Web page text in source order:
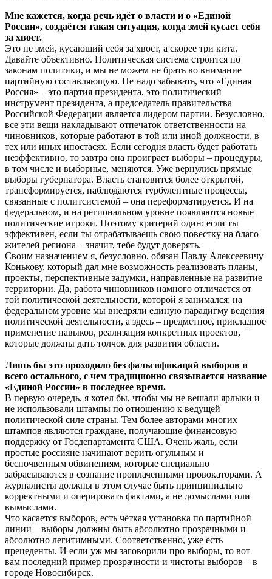
Мне кажется, когда речь идёт о власти и о «Единой
России», создаётся такая ситуация, когда змей кусает себя
за хвост.
Это не змей, кусающий себя за хвост, а скорее три кита.
Давайте объективно. Политическая система строится по
законам политики, и мы не можем не брать во внимание
партийную составляющую. Не надо забывать, что «Единая
Россия» – это партия президента, это политический
инструмент президента, а председатель правительства
Российской Федерации является лидером партии. Безусловно,
все эти вещи накладывают отпечаток ответственности на
чиновников, которые работают в той или иной должности, в
тех или иных ипостасях. Если сегодня власть будет работать
неэффективно, то завтра она проиграет выборы – процедуры,
в том числе и выборные, меняются. Уже вернулись прямые
выборы губернатора. Власть становится более открытой,
трансформируется, наблюдаются турбулентные процессы,
связанные с политсистемой – она переформатируется. И на
федеральном, и на региональном уровне появляются новые
политические игроки. Поэтому критерий один: если ты
эффективен, если ты отрабатываешь свою повестку на благо
жителей региона – значит, тебе будут доверять.
Своим назначением я, безусловно, обязан Павлу Алексеевичу
Конькову, который дал мне возможность реализовать планы,
проекты, перспективные задумки, направленные на развитие
территории. Да, работа чиновников намного отличается от
той политической деятельности, которой я занимался: на
федеральном уровне мы внедряли единую парадигму ведения
политической деятельности, а здесь – предметное, прикладное
применение навыков, реализация конкретных проектов,
которые должны дать толчок для развития области.
Лишь бы это проходило без фальсификаций выборов и
всего остального, с чем традиционно связывается название
«Единой России» в последнее время.
В первую очередь, я хотел бы, чтобы мы не вешали ярлыки и
не использовали штампы по отношению к ведущей
политической силе страны. Тем более авторами многих
штампов являются граждане, получающие финансовую
поддержку от Госдепартамента США. Очень жаль, если
простые россияне начинают верить огульным и
беспочвенным обвинениям, которые специально
забрасываются в сознание проплаченными провокаторами. А
журналисты должны в этом случае быть принципиально
корректными и оперировать фактами, а не домыслами или
вымыслами.
Что касается выборов, есть чёткая установка по партийной
линии – выборы должны быть абсолютно прозрачными и
абсолютно легитимными. Соответственно, уже есть
прецеденты. И если уж мы заговорили про выборы, то вот
вам последний пример прозрачности и чистоты выборов – в
городе Новосибирск.